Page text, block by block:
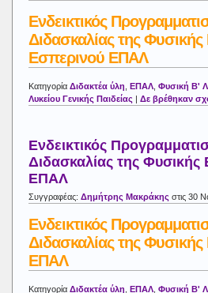
Ενδεικτικός
Διδασκαλίας της Φυσικής
Εσπερινού ΕΠΑΛ
Κατηγορία Διδακτέα ύλη ΕΠΑΛ Φυσική Β'
Λυκείου Γενικής Παιδείας
Δε βρέθηκαν
Ενδεικτικός
Διδασκαλίας της Φυσικής
ΕΠΑΛ
Συγγραφέας: Δημήτρης Μακράκης στις 30
Ενδεικτικός
Διδασκαλίας της Φυσικής
ΕΠΑΛ
Κατηγορία Διδακτέα ύλη, ΕΠΑΛ, Φυσική Β'